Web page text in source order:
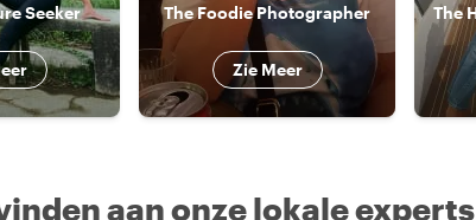
Seeker The Foodie Photographer
Zie Meer
aan onze lokale experts